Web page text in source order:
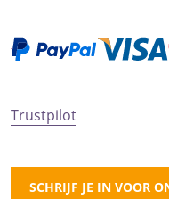
Trustpilot
SCHRIJF JE IN VOOR